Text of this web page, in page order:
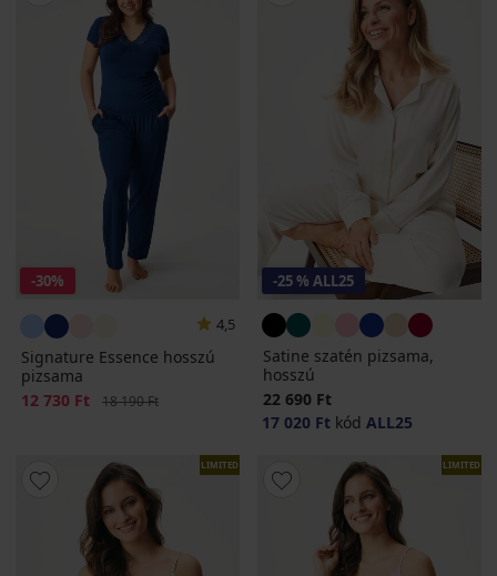
-30%
4,5
Signature Essence hosszú
pizsama
Kedvezmény
12 730 Ft Eredeti ár
18 190 Ft
-25 % ALL25
Satine szatén pizsama,
hosszú
22 690 Ft
17 020 Ft kód ALL25
LIMITED LIMITED